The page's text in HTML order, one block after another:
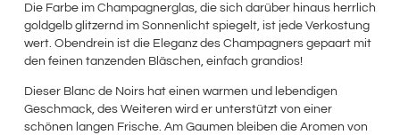
Die Farbe im Champagnerglas, die sich darüber hinaus herrlich
goldgelb glitzernd im Sonnenlicht spiegelt, ist jede Verkostung
wert. Obendrein ist die Eleganz des Champagners gepaart mit
den feinen tanzenden Bläschen, einfach grandios!
Dieser Blanc de Noirs hat einen warmen und lebendigen
Geschmack, des Weiteren wird er unterstützt von einer
schönen langen Frische. Am Gaumen bleiben die Aromen von